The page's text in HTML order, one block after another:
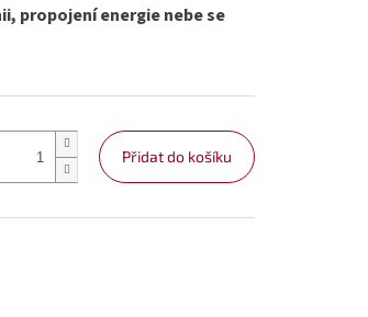
propojení energie nebe se
Přidat do košíku